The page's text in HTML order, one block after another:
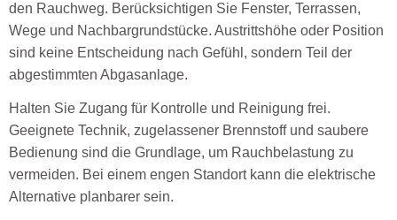
den Rauchweg. Berücksichtigen Sie Fenster, Terrassen,
Wege und Nachbargrundstücke. Austrittshöhe oder Position
sind keine Entscheidung nach Gefühl, sondern Teil der
abgestimmten Abgasanlage.
Halten Sie Zugang für Kontrolle und Reinigung frei.
Geeignete Technik, zugelassener Brennstoff und saubere
Bedienung sind die Grundlage, um Rauchbelastung zu
vermeiden. Bei einem engen Standort kann die elektrische
Alternative planbarer sein.